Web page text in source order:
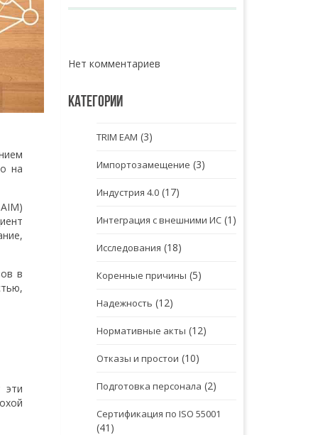
на
в
эти
Нет комментариев
КАТЕГОРИИ
TRIM EAM (3)
Импортозамещение (3)
Индустрия 4.0(17)
Интеграция с внешними ИС(1)
Исследования (18)
Коренные причины (5)
Надежность (12)
Нормативные акты (12)
Отказы и простои (10)
Подготовка персонала (2)
Сертификация по ISO 55001
(41)